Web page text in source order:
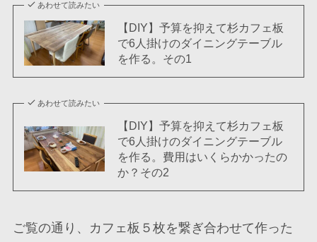
あわせて読みたい
【DIY】予算を抑えて杉カフェ板
で6人掛けのダイニングテーブル
を作る。その1
あわせて読みたい
【DIY】予算を抑えて杉カフェ板
で6人掛けのダイニングテーブル
を作る。費用はいくらかかったの
か？その2
ご覧の通り、カフェ板５枚を繋ぎ合わせて作った